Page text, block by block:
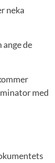
neka
ange de
med